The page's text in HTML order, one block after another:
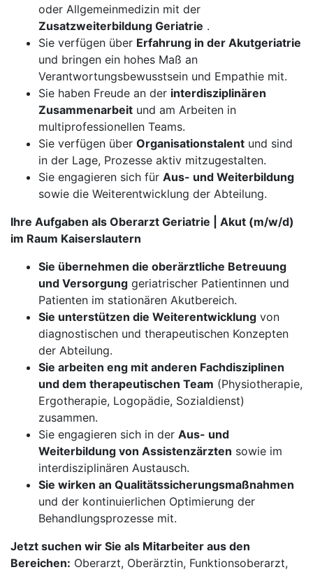
oder Allgemeinmedizin mit der
Zusatzweiterbildung Geriatrie .
​​​​​​​Sie verfügen über Erfahrung in der Akutgeriatrie
und bringen ein hohes Maß an
Verantwortungsbewusstsein und Empathie mit.
Sie haben Freude an der interdisziplinären
Zusammenarbeit und am Arbeiten in
multiprofessionellen Teams.
Sie verfügen über Organisationstalent und sind
in der Lage, Prozesse aktiv mitzugestalten.
Sie engagieren sich für Aus- und Weiterbildung
sowie die Weiterentwicklung der Abteilung.
Ihre Aufgaben als Oberarzt Geriatrie | Akut (m/w/d)
im Raum Kaiserslautern
Sie übernehmen die oberärztliche Betreuung
und Versorgung geriatrischer Patientinnen und
Patienten im stationären Akutbereich.
​​​​​​​Sie unterstützen die Weiterentwicklung von
diagnostischen und therapeutischen Konzepten
der Abteilung.
Sie arbeiten eng mit anderen Fachdisziplinen
und dem therapeutischen Team (Physiotherapie,
Ergotherapie, Logopädie, Sozialdienst)
zusammen.
Sie engagieren sich in der Aus- und
Weiterbildung von Assistenzärzten sowie im
interdisziplinären Austausch.
Sie wirken an Qualitätssicherungsmaßnahmen
und der kontinuierlichen Optimierung der
Behandlungsprozesse mit.
Jetzt suchen wir Sie als Mitarbeiter aus den
Bereichen: Oberarzt, Oberärztin, Funktionsoberarzt,